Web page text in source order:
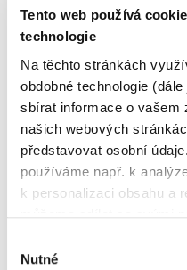
Tento web používá
technologie
Na těchto stránkách
obdobné technologie
sbírat informace o vašem
našich webových
představovat osobní
používáme např. k
k personalizaci obsahu a
s dalšími informacemi,
souhlasu
Nutné
Cube Touring Hybrid Pro
800 kola 28" vel.XL(58)
pearlgrey´n´grey
Skladem
68 399 Kč
73 999 Kč